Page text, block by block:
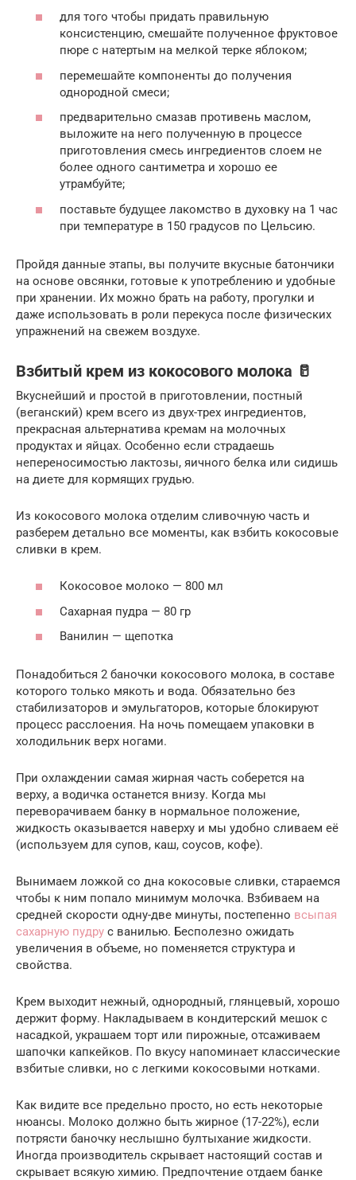
для того чтобы придать правильную
консистенцию, смешайте полученное фруктовое
пюре с натертым на мелкой терке яблоком;
перемешайте компоненты до получения
однородной смеси;
предварительно смазав противень маслом,
выложите на него полученную в процессе
приготовления смесь ингредиентов слоем не
более одного сантиметра и хорошо ее
утрамбуйте;
поставьте будущее лакомство в духовку на 1 час
при температуре в 150 градусов по Цельсию.
Пройдя данные этапы, вы получите вкусные батончики
на основе овсянки, готовые к употреблению и удобные
при хранении. Их можно брать на работу, прогулки и
даже использовать в роли перекуса после физических
упражнений на свежем воздухе.
Взбитый крем из кокосового молока 🥛
Вкуснейший и простой в приготовлении, постный
(веганский) крем всего из двух-трех ингредиентов,
прекрасная альтернатива кремам на молочных
продуктах и яйцах. Особенно если страдаешь
непереносимостью лактозы, яичного белка или сидишь
на диете для кормящих грудью.
Из кокосового молока отделим сливочную часть и
разберем детально все моменты, как взбить кокосовые
сливки в крем.
Кокосовое молоко — 800 мл
Сахарная пудра — 80 гр
Ванилин — щепотка
Понадобиться 2 баночки кокосового молока, в составе
которого только мякоть и вода. Обязательно без
стабилизаторов и эмульгаторов, которые блокируют
процесс расслоения. На ночь помещаем упаковки в
холодильник верх ногами.
При охлаждении самая жирная часть соберется на
верху, а водичка останется внизу. Когда мы
переворачиваем банку в нормальное положение,
жидкость оказывается наверху и мы удобно сливаем её
(используем для супов, каш, соусов, кофе).
Вынимаем ложкой со дна кокосовые сливки, стараемся
чтобы к ним попало минимум молочка. Взбиваем на
средней скорости одну-две минуты, постепенно всыпая
сахарную пудру с ванилью. Бесполезно ожидать
увеличения в объеме, но поменяется структура и
свойства.
Крем выходит нежный, однородный, глянцевый, хорошо
держит форму. Накладываем в кондитерский мешок с
насадкой, украшаем торт или пирожные, отсаживаем
шапочки капкейков. По вкусу напоминает классические
взбитые сливки, но с легкими кокосовыми нотками.
Как видите все предельно просто, но есть некоторые
нюансы. Молоко должно быть жирное (17-22%), если
потрясти баночку неслышно бултыхание жидкости.
Иногда производитель скрывает настоящий состав и
скрывает всякую химию. Предпочтение отдаем банке